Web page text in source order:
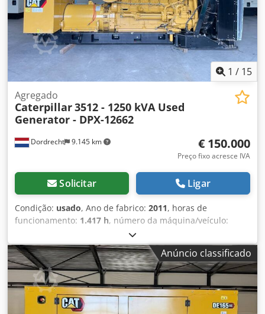
1 / 15
Dordrecht 9.145 km
Agregado
Caterpillar3512 - 1250 kVA Used
Generator - DPX-12662
€ 150.000
Preço fixo acresce IVA
Solicitar Ligar
Condição: usado, Ano de fabrico: 2011, horas de
funcionamento: 1.417 h, número da máquina/veículo:
, tipo de combustível:
motores:Caterpillar 3512, Finalidade de utilização:
construção civil Peso em vazio: 14.000 kg Potência do
gerador: 1.250 kVA Dimensões da área de carga: 565 x 220
x 230 cm País de fabricação: EUA Contacte a equipa DPX
para obter mais informações. = Outras opções e acessórios
= Dsdpfx Aezn Erlenwjck - Painel de controlo
Anúncio classificado